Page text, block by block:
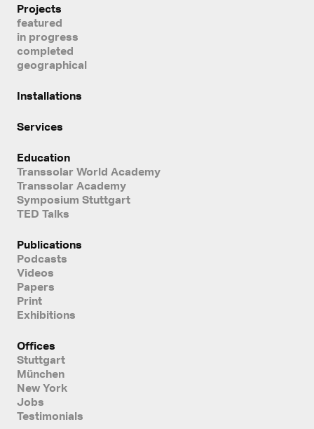
Projects
featured
in progress
completed
geographical
Installations
Services
Education
Transsolar World Academy
Transsolar Academy
Symposium Stuttgart
TED Talks
Publications
Podcasts
Videos
Papers
Print
Exhibitions
Offices
Stuttgart
München
New York
Jobs
Testimonials